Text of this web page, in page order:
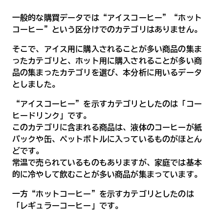
一般的な購買データでは“アイスコーヒー”“ホット
コーヒー”という区分けでのカテゴリはありません。
そこで、アイス用に購入されることが多い商品の集ま
ったカテゴリと、ホット用に購入されることが多い商
品の集まったカテゴリを選び、本分析に用いるデータ
としました。
“アイスコーヒー”を示すカテゴリとしたのは「コー
ヒードリンク」です。
このカテゴリに含まれる商品は、液体のコーヒーが紙
パックや缶、ペットボトルに入っているものがほとん
どです。
常温で売られているものもありますが、家庭では基本
的に冷やして飲むことが多い商品が集まっています。
一方“ホットコーヒー”を示すカテゴリとしたのは
「レギュラーコーヒー」です。